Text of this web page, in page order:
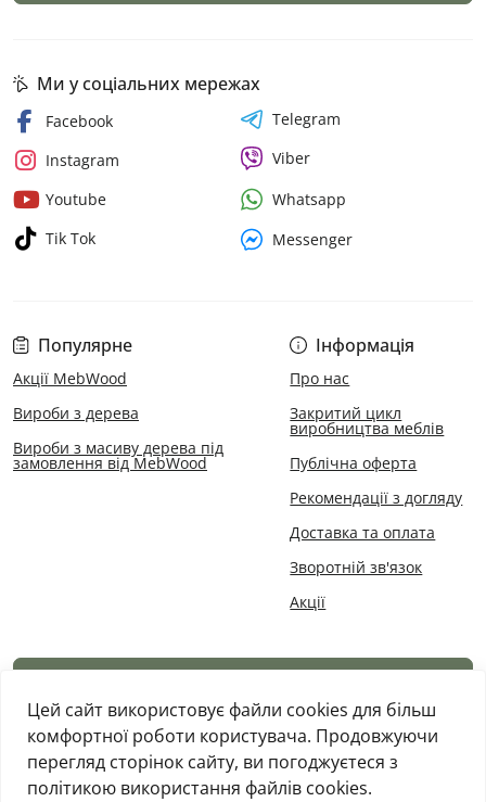
Популярне
Акції MebWood
Вироби з дерева
Вироби з масиву дерева під
замовлення від MebWood
Інформація
Про нас
Закритий цикл
виробництва меблів
Публічна оферта
Рекомендації з догляду
Доставка та оплата
Зворотній зв'язок
Акції
Ми у соціальних мережах
Facebook
Instagram
Youtube
Tik Tok
Telegram
Viber
Whatsapp
Messenger
Цей сайт використовує файли cookies для більш
комфортної роботи користувача. Продовжуючи
перегляд сторінок сайту, ви погоджуєтеся з
політикою використання файлів cookies.